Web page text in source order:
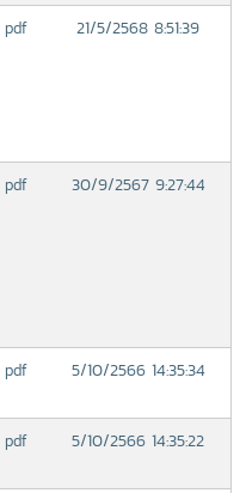
pdf 21/5/2568 8:51:39
pdf 30/9/2567 9:27:44
pdf 5/10/2566 14:35:34
pdf 5/10/2566 14:35:22